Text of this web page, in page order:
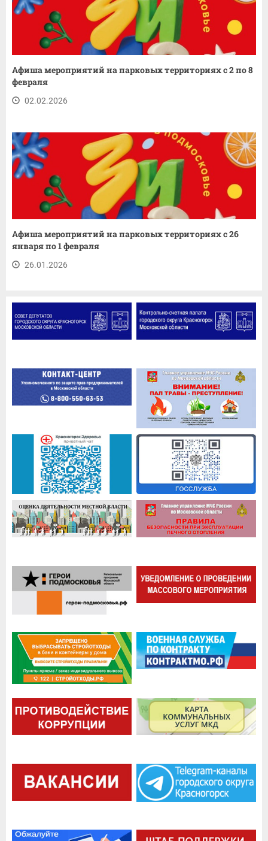
Афиша мероприятий на парковых территориях с 2 по 8
февраля
02.02.2026
Афиша мероприятий на парковых территориях с 26
января по 1 февраля
26.01.2026